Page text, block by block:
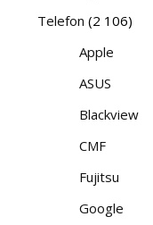
Telefon (2 106)
Apple
ASUS
Blackview
CMF
Fujitsu
Google